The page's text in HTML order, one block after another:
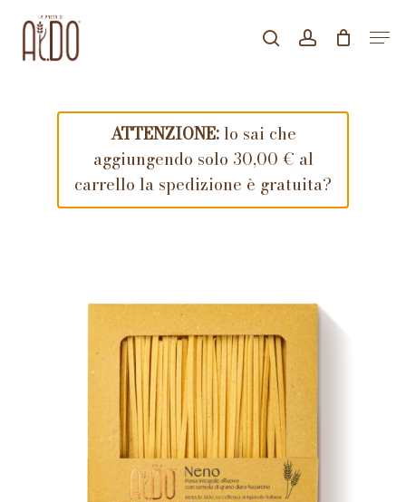
main
searchaccount
Carrello CLOSE
CART
ATTENZIONE:lo sai che
aggiungendo solo 30,00 € al
carrello la spedizione è gratuita?